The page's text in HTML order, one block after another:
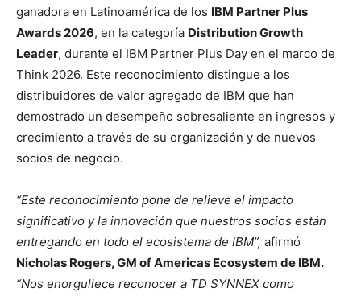
ganadora en Latinoamérica de los IBM Partner Plus
Awards 2026, en la categoría Distribution Growth
Leader, durante el IBM Partner Plus Day en el marco de
Think 2026. Este reconocimiento distingue a los
distribuidores de valor agregado de IBM que han
demostrado un desempeño sobresaliente en ingresos y
crecimiento a través de su organización y de nuevos
socios de negocio.
“Este reconocimiento pone de relieve el impacto
significativo y la innovación que nuestros socios están
entregando en todo el ecosistema de IBM”, afirmó
Nicholas Rogers, GM of Americas Ecosystem de IBM.
“Nos enorgullece reconocer a TD SYNNEX como